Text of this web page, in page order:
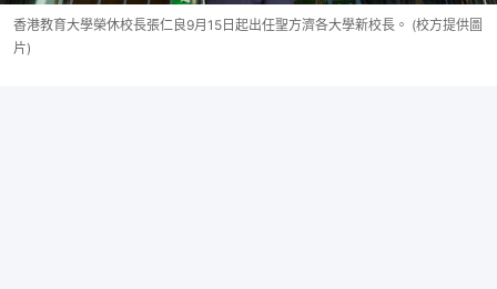
香港教育大學榮休校長張仁良9月15日起出任聖方濟各大學新校長。 (校方提供圖
片)